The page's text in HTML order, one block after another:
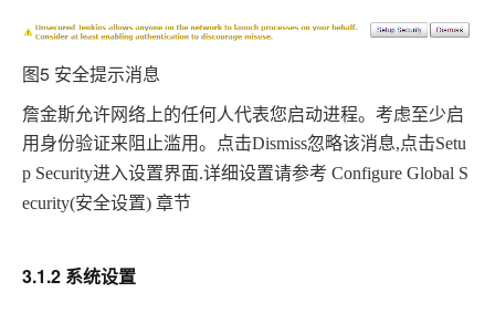
图5 安全提示消息
詹金斯允许网络上的任何人代表您启动进程。考虑至少启
用身份验证来阻止滥用。点击Dismiss忽略该消息,点击Setu
p Security进入设置界面.详细设置请参考 Configure Global S
ecurity(安全设置) 章节
3.1.2 系统设置